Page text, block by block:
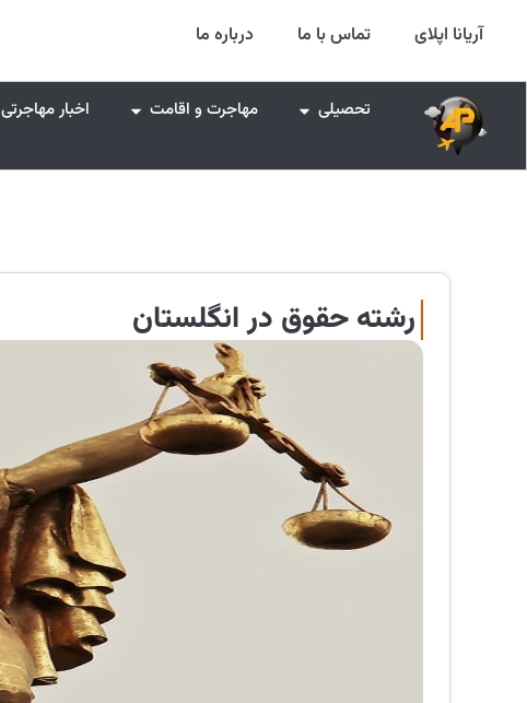
آریانا اپلای تماس با ما درباره ما
تحصیلی Open تحصیلی مهاجرت و اقامت Open مهاجرت و اقامت اخبار مهاجرتی
رشته حقوق در انگلستان